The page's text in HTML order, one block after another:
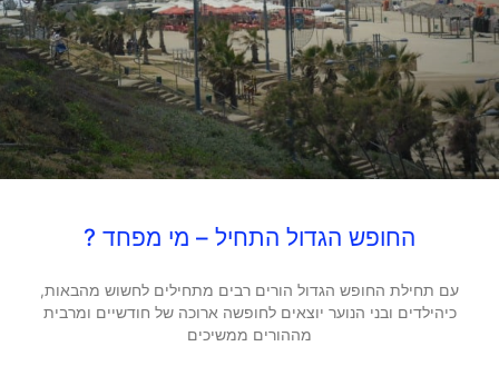
החופש הגדול התחיל – מי מפחד ?
עם תחילת החופש הגדול הורים רבים מתחילים לחשוש מהבאות,
כיהילדים ובני הנוער יוצאים לחופשה ארוכה של חודשיים ומרבית
מההורים ממשיכים